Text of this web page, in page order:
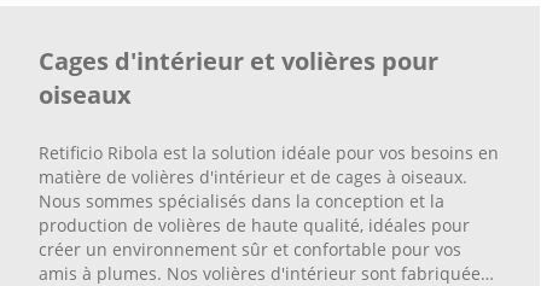
Cages d'intérieur et volières pour
oiseaux
Retificio Ribola est la solution idéale pour vos besoins en
matière de volières d'intérieur et de cages à oiseaux.
Nous sommes spécialisés dans la conception et la
production de volières de haute qualité, idéales pour
créer un environnement sûr et confortable pour vos
amis à plumes. Nos volières d'intérieur sont fabriquées